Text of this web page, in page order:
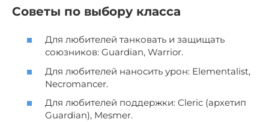
Советы по выбору класса
Для любителей танковать и защищать
союзников: Guardian, Warrior.
Для любителей наносить урон: Elementalist,
Necromancer.
Для любителей поддержки: Cleric (архетип
Guardian), Mesmer.